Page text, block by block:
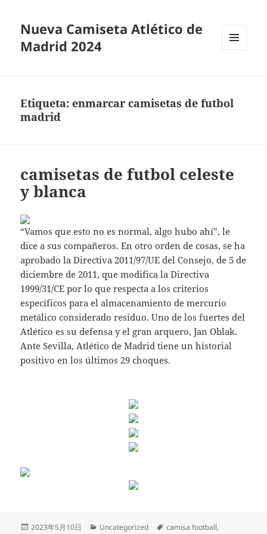
Nueva Camiseta Atlético de
Madrid 2024
Etiqueta:enmarcar camisetas de futbol
madrid
camisetas de futbol celeste
y blanca
“Vamos que esto no es normal, algo hubo ahí”, le
dice a sus compañeros. En otro orden de cosas, se ha
aprobado la Directiva 2011/97/UE del Consejo, de 5 de
diciembre de 2011, que modifica la Directiva
1999/31/CE por lo que respecta a los criterios
específicos para el almacenamiento de mercurio
metálico considerado residuo. Uno de los fuertes del
Atlético es su defensa y el gran arquero, Jan Oblak.
Ante Sevilla, Atlético de Madrid tiene un historial
positivo en los últimos 29 choques.
Publicado
2023年5月10日 Categorías
Uncategorized Etiquetas
camisa football,